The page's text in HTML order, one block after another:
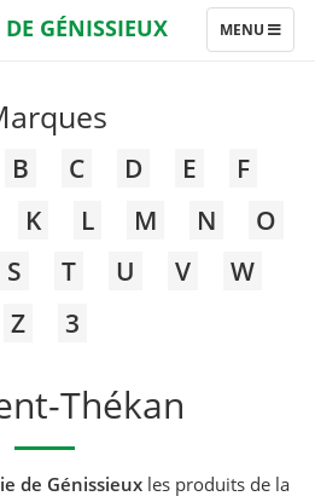
GÉNISSIEUX
TOGGLE
NAVIGATION
MENU
B C D E
F
K L M N
O
S T U V
W
Z
3
Thékan
de Génissieuxles produits de la